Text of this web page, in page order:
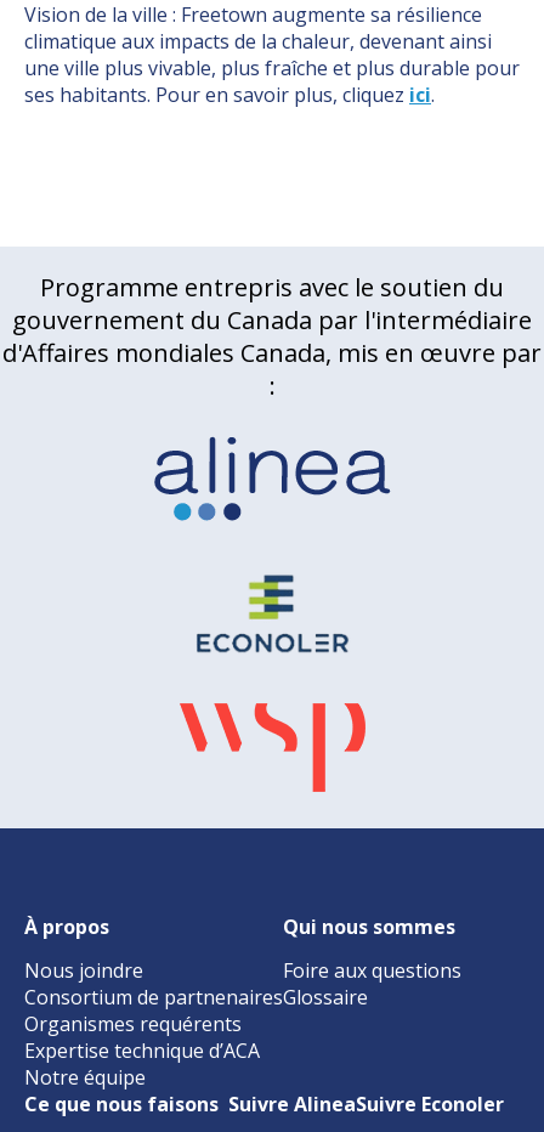
Vision de la ville : Freetown augmente sa résilience
climatique aux impacts de la chaleur, devenant ainsi
une ville plus vivable, plus fraîche et plus durable pour
ses habitants. Pour en savoir plus, cliquez ici.
Programme entrepris avec le soutien du
gouvernement du Canada par l'intermédiaire
d'Affaires mondiales Canada, mis en œuvre par
:
À propos
Nous joindre
Consortium de partnenaires
Organismes requérents
Expertise technique d’ACA
Notre équipe
Qui nous sommes
Foire aux questions
Glossaire
Ce que nous faisons Suivre AlineaSuivre Econoler